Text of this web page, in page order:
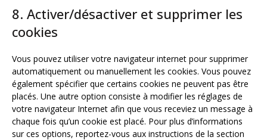
8. Activer/désactiver et supprimer les
cookies
Vous pouvez utiliser votre navigateur internet pour supprimer
automatiquement ou manuellement les cookies. Vous pouvez
également spécifier que certains cookies ne peuvent pas être
placés. Une autre option consiste à modifier les réglages de
votre navigateur Internet afin que vous receviez un message à
chaque fois qu’un cookie est placé. Pour plus d’informations
sur ces options, reportez-vous aux instructions de la section